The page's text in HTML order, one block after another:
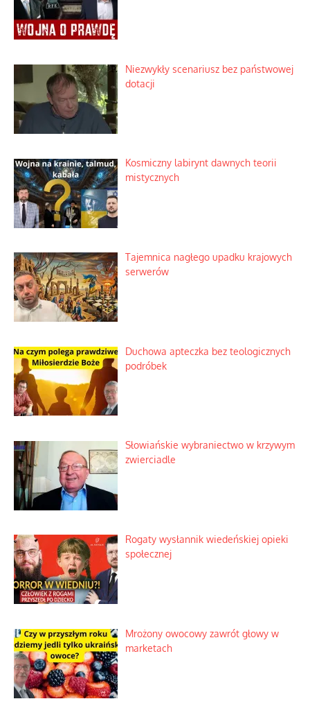
Niezwykły scenariusz bez państwowej
dotacji
Kosmiczny labirynt dawnych teorii
mistycznych
Tajemnica nagłego upadku krajowych
serwerów
Duchowa apteczka bez teologicznych
podróbek
Słowiańskie wybraniectwo w krzywym
zwierciadle
Rogaty wysłannik wiedeńskiej opieki
społecznej
Mrożony owocowy zawrót głowy w
marketach